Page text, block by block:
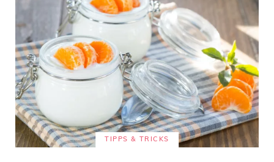
TIPPS & TRICKS